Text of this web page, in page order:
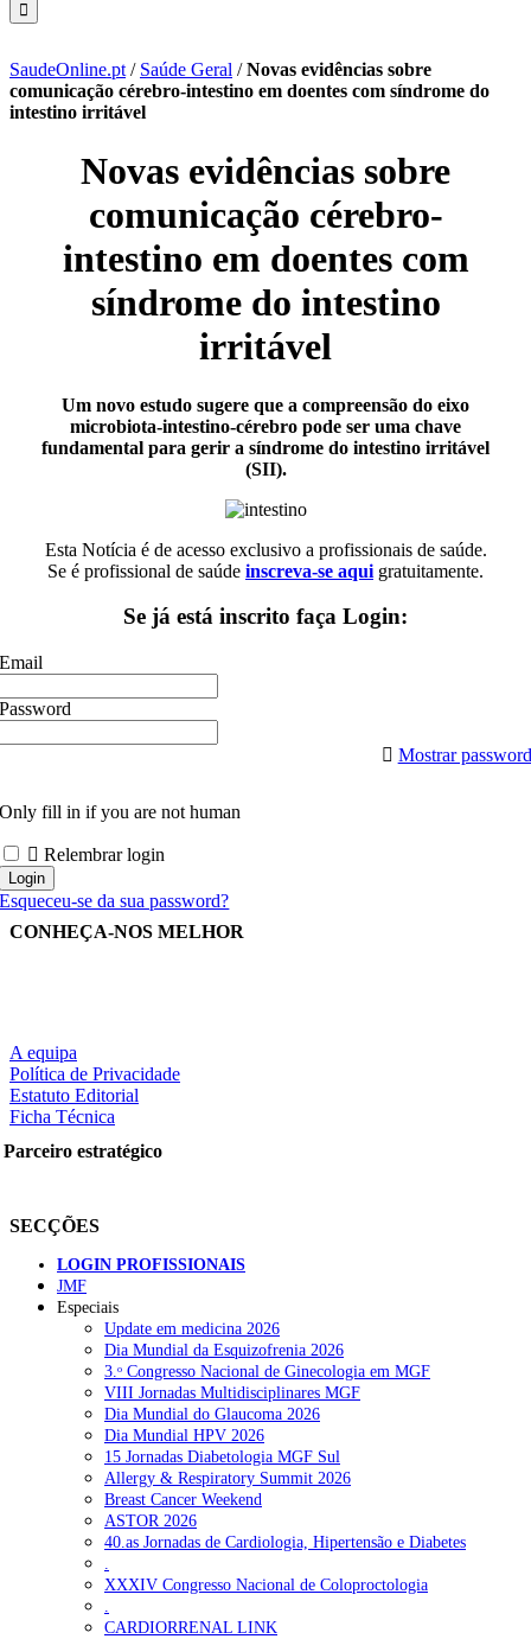
SaudeOnline.pt / Saúde Geral /Novas evidências sobre
comunicação cérebro-intestino em doentes com síndrome do
intestino irritável
Novas evidências sobre
comunicação cérebro-
intestino em doentes com
síndrome do intestino
irritável
Um novo estudo sugere que a compreensão do eixo
microbiota-intestino-cérebro pode ser uma chave
fundamental para gerir a síndrome do intestino irritável
(SII).
Esta Notícia é de acesso exclusivo a profissionais de saúde.
Se é profissional de saúde inscreva-se aqui gratuitamente.
Se já está inscrito faça Login:
Email
Password
Mostrar password
Only fill in if you are not human
Relembrar login
Esqueceu-se da sua password?
CONHEÇA-NOS MELHOR
A equipa
Política de Privacidade
Estatuto Editorial
Ficha Técnica
Parceiro estratégico
SECÇÕES
LOGIN PROFISSIONAIS
JMF
Especiais
Update em medicina 2026
Dia Mundial da Esquizofrenia 2026
3.ᵒ Congresso Nacional de Ginecologia em MGF
VIII Jornadas Multidisciplinares MGF
Dia Mundial do Glaucoma 2026
Dia Mundial HPV 2026
15 Jornadas Diabetologia MGF Sul
Allergy & Respiratory Summit 2026
Breast Cancer Weekend
ASTOR 2026
40.as Jornadas de Cardiologia, Hipertensão e Diabetes
.
XXXIV Congresso Nacional de Coloproctologia
.
CARDIORRENAL LINK